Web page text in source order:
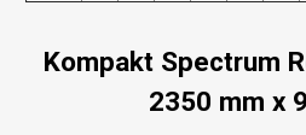
Kompakt Spectrum
2350 mm x